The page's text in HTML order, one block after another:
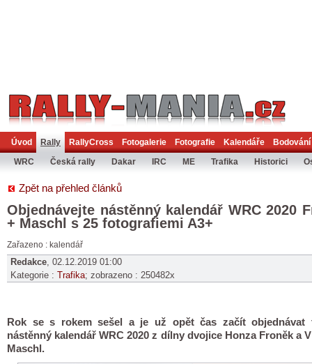
Úvod Rally RallyCross Fotogalerie Fotografie Kalendáře Bodování
Zpět na přehled článků
Objednávejte nástěnný kalendář WRC 2020
+ Maschl s 25 fotografiemi A3+
Zařazeno : kalendář
Redakce , 02.12.2019 01:00
Kategorie : Trafika; zobrazeno : 250482x
Rok se s rokem sešel a je už opět čas začít objednávat
nástěnný kalendář WRC 2020 z dílny dvojice Honza Froněk a
Maschl.